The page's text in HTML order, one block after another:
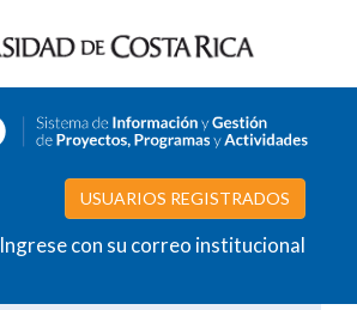
USUARIOS REGISTRADOS
Ingrese con su correo institucional